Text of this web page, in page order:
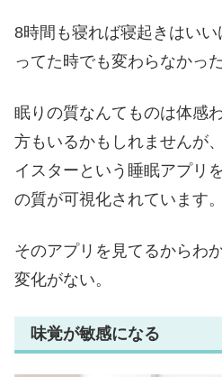
8時間も寝れば寝起きはい
ってた時でも変わらなかった
眠りの質なんてものは体感
方もいるかもしれませんが
イスターという睡眠アプリ
の質が可視化されています。
そのアプリを見てるからわ
変化がない。
味覚が敏感になる